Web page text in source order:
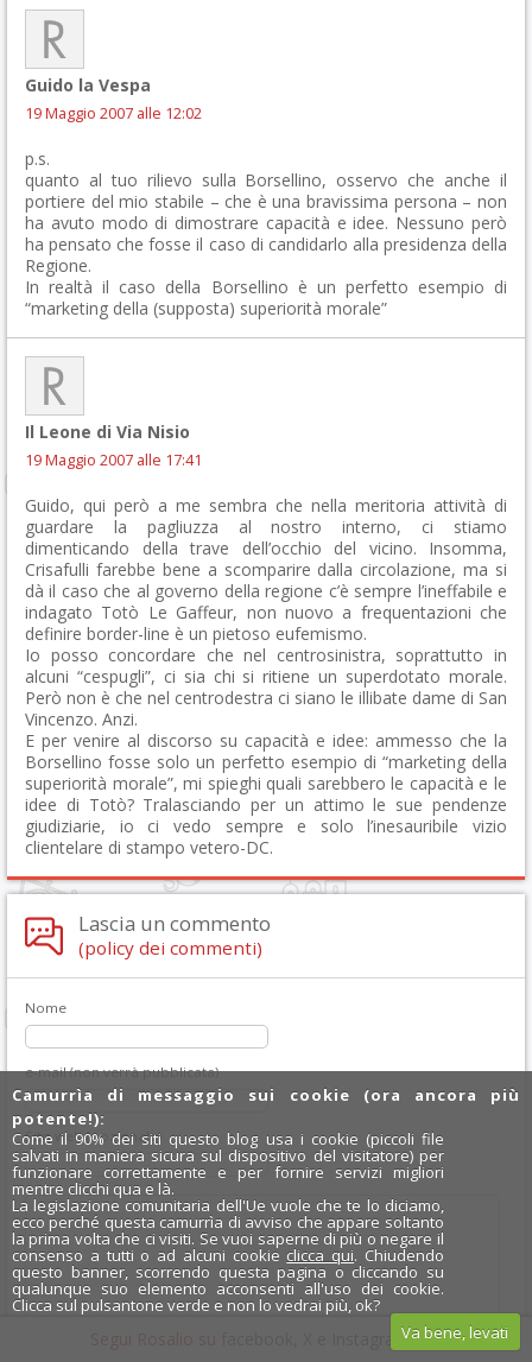
Guido la Vespa
19 Maggio 2007 alle 12:02
p.s.
quanto al tuo rilievo sulla Borsellino, osservo che anche il
portiere del mio stabile – che è una bravissima persona – non
ha avuto modo di dimostrare capacità e idee. Nessuno però
ha pensato che fosse il caso di candidarlo alla presidenza della
Regione.
In realtà il caso della Borsellino è un perfetto esempio di
“marketing della (supposta) superiorità morale”
Il Leone di Via Nisio
19 Maggio 2007 alle 17:41
Guido, qui però a me sembra che nella meritoria attività di
guardare la pagliuzza al nostro interno, ci stiamo
dimenticando della trave dell’occhio del vicino. Insomma,
Crisafulli farebbe bene a scomparire dalla circolazione, ma si
dà il caso che al governo della regione c’è sempre l’ineffabile e
indagato Totò Le Gaffeur, non nuovo a frequentazioni che
definire border-line è un pietoso eufemismo.
Io posso concordare che nel centrosinistra, soprattutto in
alcuni “cespugli”, ci sia chi si ritiene un superdotato morale.
Però non è che nel centrodestra ci siano le illibate dame di San
Vincenzo. Anzi.
E per venire al discorso su capacità e idee: ammesso che la
Borsellino fosse solo un perfetto esempio di “marketing della
superiorità morale”, mi spieghi quali sarebbero le capacità e le
idee di Totò? Tralasciando per un attimo le sue pendenze
giudiziarie, io ci vedo sempre e solo l’inesauribile vizio
clientelare di stampo vetero-DC.
Lascia un commento
(policy dei commenti)
Nome
e-mail (non verrà pubblicata)
Sito web (opzionale)
x
Instagram
Camurrìa di messaggio sui cookie (ora ancora più
potente!):
Come il 90% dei siti questo blog usa i cookie (piccoli file
salvati in maniera sicura sul dispositivo del visitatore) per
funzionare correttamente e per fornire servizi migliori
mentre clicchi qua e là.
La legislazione comunitaria dell'Ue vuole che te lo diciamo,
ecco perché questa camurrìa di avviso che appare soltanto
la prima volta che ci visiti. Se vuoi saperne di più o negare il
consenso a tutti o ad alcuni cookie clicca qui. Chiudendo
questo banner, scorrendo questa pagina o cliccando su
qualunque suo elemento acconsenti all'uso dei cookie.
Clicca sul pulsantone verde e non lo vedrai più, ok?
Va bene, levati